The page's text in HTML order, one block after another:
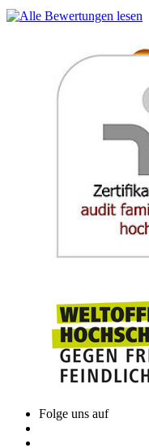
Folge uns auf